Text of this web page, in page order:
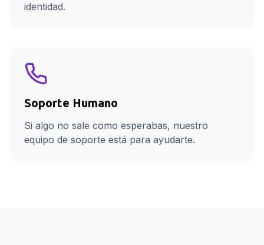
identidad.
Soporte Humano
Si algo no sale como esperabas, nuestro
equipo de soporte está para ayudarte.